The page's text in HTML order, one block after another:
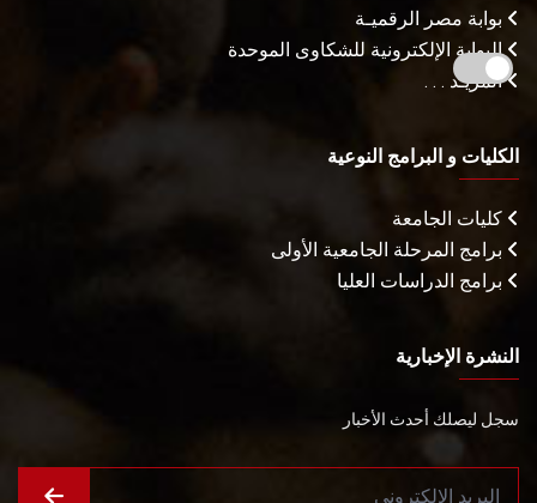
بوابة مصر الرقميـة
البوابة الإلكترونية للشكاوى الموحدة
المزيـد . . .
الكليات و البرامج النوعية
كليات الجامعة
برامج المرحلة الجامعية الأولى
برامج الدراسات العليا
النشرة الإخبارية
سجل ليصلك أحدث الأخبار